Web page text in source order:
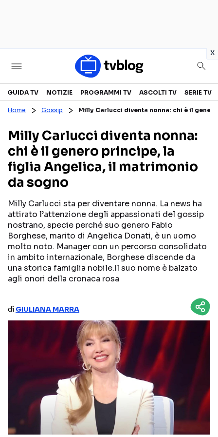
x
Televisione
CANALI TV
PROGRAMMI TV
PERSONAGGI TV
SERIE TV
REALITY SHOW
FICTION
Streaming
NETFLIX
AMAZON PRIME VIDEO
DISNEY+
MEDIASET INFINITY
DAZN
PARAMOUNT+
Categorie
NOTIZIE
RETROSCENA
INTERVISTE
RUBRICHE
Seguici sui social
GUIDA TV NOTIZIE PROGRAMMI TV ASCOLTI TV SERIE TV
Home Gossip Milly Carlucci diventa nonna: chi è il
Milly Carlucci diventa nonna:
chi è il genero principe, la
figlia Angelica, il matrimonio
da sogno
Milly Carlucci sta per diventare nonna. La news ha
attirato l’attenzione degli appassionati del gossip
nostrano, specie perché suo genero Fabio
Borghese, marito di Angelica Donati, è un uomo
molto noto. Manager con un percorso consolidato
in ambito internazionale, Borghese discende da
una storica famiglia nobile.Il suo nome è balzato
agli onori della cronaca rosa
di GIULIANA MARRA